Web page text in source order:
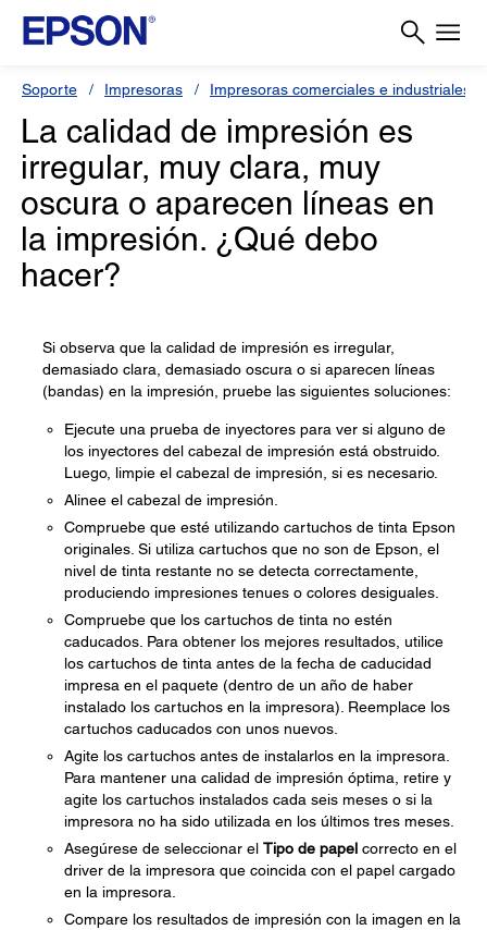
Soporte Impresoras Impresoras comerciales e industriales
La calidad de impresión es
irregular, muy clara, muy
oscura o aparecen líneas en
la impresión. ¿Qué debo
hacer?
Si observa que la calidad de impresión es irregular,
demasiado clara, demasiado oscura o si aparecen líneas
(bandas) en la impresión, pruebe las siguientes soluciones:
Ejecute una prueba de inyectores para ver si alguno de
los inyectores del cabezal de impresión está obstruido.
Luego, limpie el cabezal de impresión, si es necesario.
Alinee el cabezal de impresión.
Compruebe que esté utilizando cartuchos de tinta Epson
originales. Si utiliza cartuchos que no son de Epson, el
nivel de tinta restante no se detecta correctamente,
produciendo impresiones tenues o colores desiguales.
Compruebe que los cartuchos de tinta no estén
caducados. Para obtener los mejores resultados, utilice
los cartuchos de tinta antes de la fecha de caducidad
impresa en el paquete (dentro de un año de haber
instalado los cartuchos en la impresora). Reemplace los
cartuchos caducados con unos nuevos.
Agite los cartuchos antes de instalarlos en la impresora.
Para mantener una calidad de impresión óptima, retire y
agite los cartuchos instalados cada seis meses o si la
impresora no ha sido utilizada en los últimos tres meses.
Asegúrese de seleccionar el Tipo de papel correcto en el
driver de la impresora que coincida con el papel cargado
en la impresora.
Compare los resultados de impresión con la imagen en la